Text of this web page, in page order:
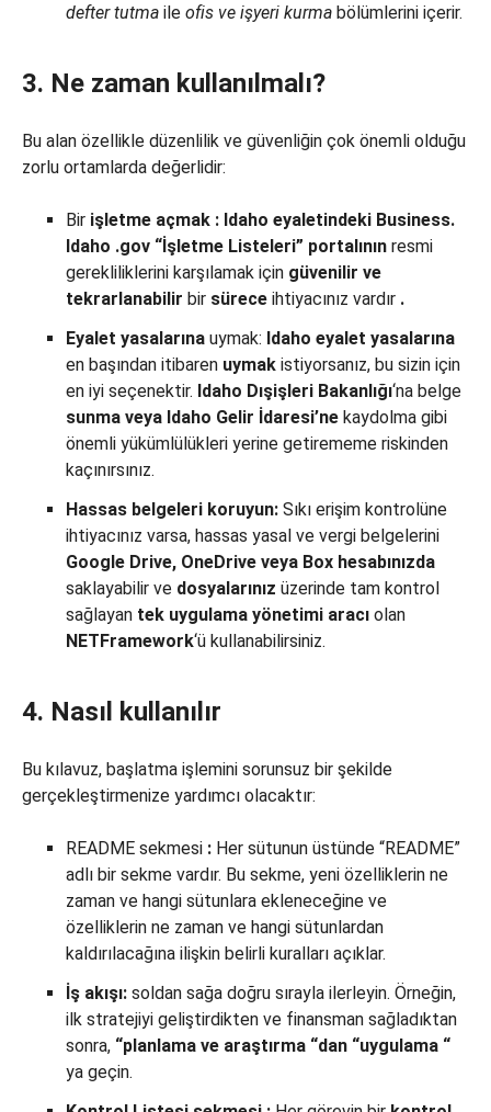
defter tutma ile ofis ve işyeri kurma bölümlerini içerir.
3. Ne zaman kullanılmalı?
Bu alan özellikle düzenlilik ve güvenliğin çok önemli olduğu
zorlu ortamlarda değerlidir:
Bir işletme açmak : Idaho eyaletindeki Business.
Idaho .gov “İşletme Listeleri” portalının resmi
gerekliliklerini karşılamak için güvenilir ve
tekrarlanabilir bir sürece ihtiyacınız vardır .
Eyalet yasalarına uymak: Idaho eyalet yasalarına
en başından itibaren uymak istiyorsanız, bu sizin için
en iyi seçenektir. Idaho Dışişleri Bakanlığı‘na belge
sunma veya Idaho Gelir İdaresi’ne kaydolma gibi
önemli yükümlülükleri yerine getirememe riskinden
kaçınırsınız.
Hassas belgeleri koruyun: Sıkı erişim kontrolüne
ihtiyacınız varsa, hassas yasal ve vergi belgelerini
Google Drive, OneDrive veya Box hesabınızda
saklayabilir ve dosyalarınız üzerinde tam kontrol
sağlayan tek uygulama yönetimi aracı olan
NETFramework‘ü kullanabilirsiniz.
4. Nasıl kullanılır
Bu kılavuz, başlatma işlemini sorunsuz bir şekilde
gerçekleştirmenize yardımcı olacaktır:
README sekmesi : Her sütunun üstünde “README”
adlı bir sekme vardır. Bu sekme, yeni özelliklerin ne
zaman ve hangi sütunlara ekleneceğine ve
özelliklerin ne zaman ve hangi sütunlardan
kaldırılacağına ilişkin belirli kuralları açıklar.
İş akışı: soldan sağa doğru sırayla ilerleyin. Örneğin,
ilk stratejiyi geliştirdikten ve finansman sağladıktan
sonra, “planlama ve araştırma “dan “uygulama “
ya geçin.